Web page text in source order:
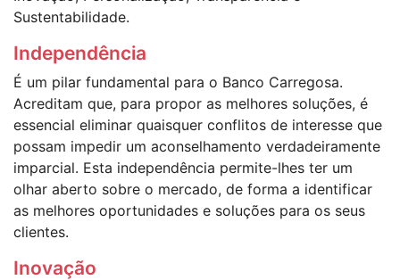
Sustentabilidade.
Independência
É um pilar fundamental para o Banco Carregosa.
Acreditam que, para propor as melhores soluções, é
essencial eliminar quaisquer conflitos de interesse que
possam impedir um aconselhamento verdadeiramente
imparcial. Esta independência permite-lhes ter um
olhar aberto sobre o mercado, de forma a identificar
as melhores oportunidades e soluções para os seus
clientes.
Inovação